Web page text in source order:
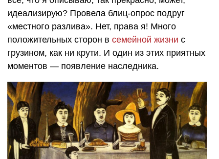
идеализирую? Провела блиц-опрос подруг
«местного разлива». Нет, права я! Много
положительных сторон в семейной жизни с
грузином, как ни крути. И один из этих приятных
моментов — появление наследника.